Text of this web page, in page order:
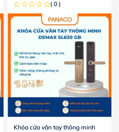
( 0 )
Khóa cửa vân tay thông minh